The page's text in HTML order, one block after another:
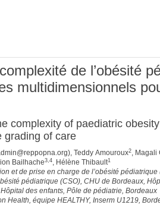
de l’obésité
multidimensionnels
complexity of paediatric
grading of care
), Teddy Amouroux2, Magali
Bailhache3,4, Hélène Thibault1
et de prise en charge de l’obésité
pédiatrique (CSO), CHU de Bordeaux,
des enfants, Pôle de pédiatrie, Bordeaux
Health, équipe HEALTHY, Inserm U1219,